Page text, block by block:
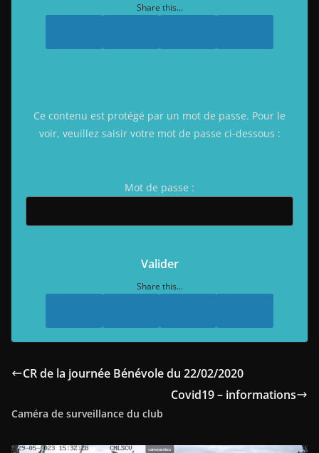
Share this...
Ce contenu est protégé par un mot de passe. Pour le
voir, veuillez saisir votre mot de passe ci-dessous :
Mot de passe :
Share this...
CR de la journée Bénévole du 22/02/2020
Covid19 – informations
Caméra de surveillance du club